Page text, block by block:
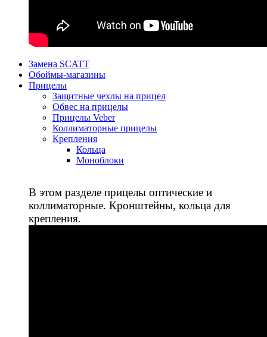
Замена SCATT
Обоймы-магазины
Прицелы
Защитные чехлы на прицел
Обвес на прицелы
Прицелы Veber
Коллиматорные прицелы
Крепления
Кольца
Моноблоки
В этом разделе прицелы оптические и
коллиматорные. Кронштейны, кольца для
крепления.